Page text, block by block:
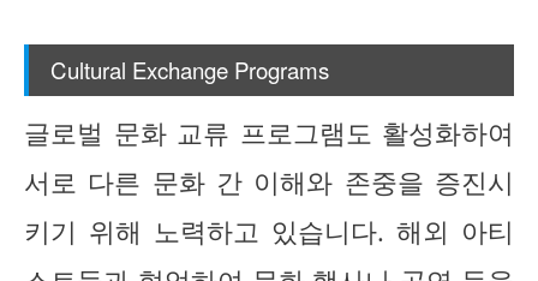
Cultural Exchange Programs
글로벌 문화 교류 프로그램도 활성화하여
서로 다른 문화 간 이해와 존중을 증진시
키기 위해 노력하고 있습니다. 해외 아티